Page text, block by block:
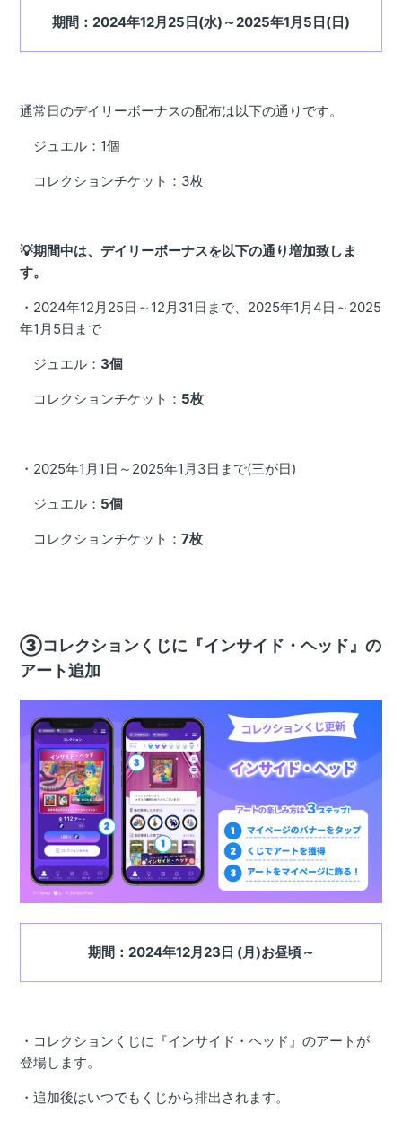
期間：2024年12月25日(水)～2025年1月5日(日)
通常日のデイリーボーナスの配布は以下の通りです。
ジュエル：1個
コレクションチケット：3枚
💡期間中は、デイリーボーナスを以下の通り増加致しま
す。
・2024年12月25日～12月31日まで、2025年1月4日～2025
年1月5日まで
ジュエル： 3個
コレクションチケット： 5枚
・2025年1月1日～2025年1月3日まで(三が日)
ジュエル： 5個
コレクションチケット：7枚
③コレクションくじに『インサイド・ヘッド』の
アート追加
期間：2024年12月23日 (月)お昼頃～
・コレクションくじに『インサイド・ヘッド』のアートが
登場します。
・追加後はいつでもくじから排出されます。